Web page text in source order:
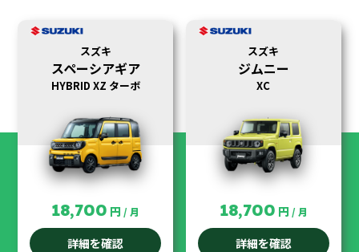
スズキ
スペーシアギア
HYBRID XZ ターボ
18,700 円 / 月
詳細を確認
スズキ
ジムニー
XC
18,700 円 / 月
詳細を確認